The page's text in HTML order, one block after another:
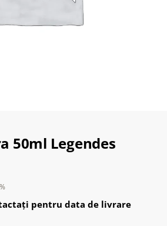
50ml Legendes
pentru data de livrare